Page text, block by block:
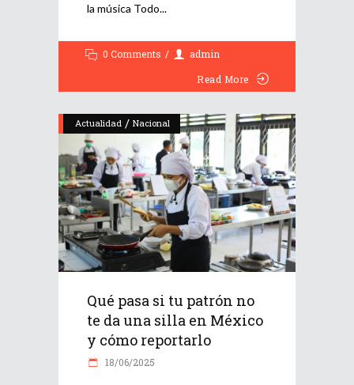
la música Todo
0 Comments
admin
Read More
Actualidad / Nacional
Qué pasa si tu patrón no
te da una silla en México
y cómo reportarlo
18/06/2025